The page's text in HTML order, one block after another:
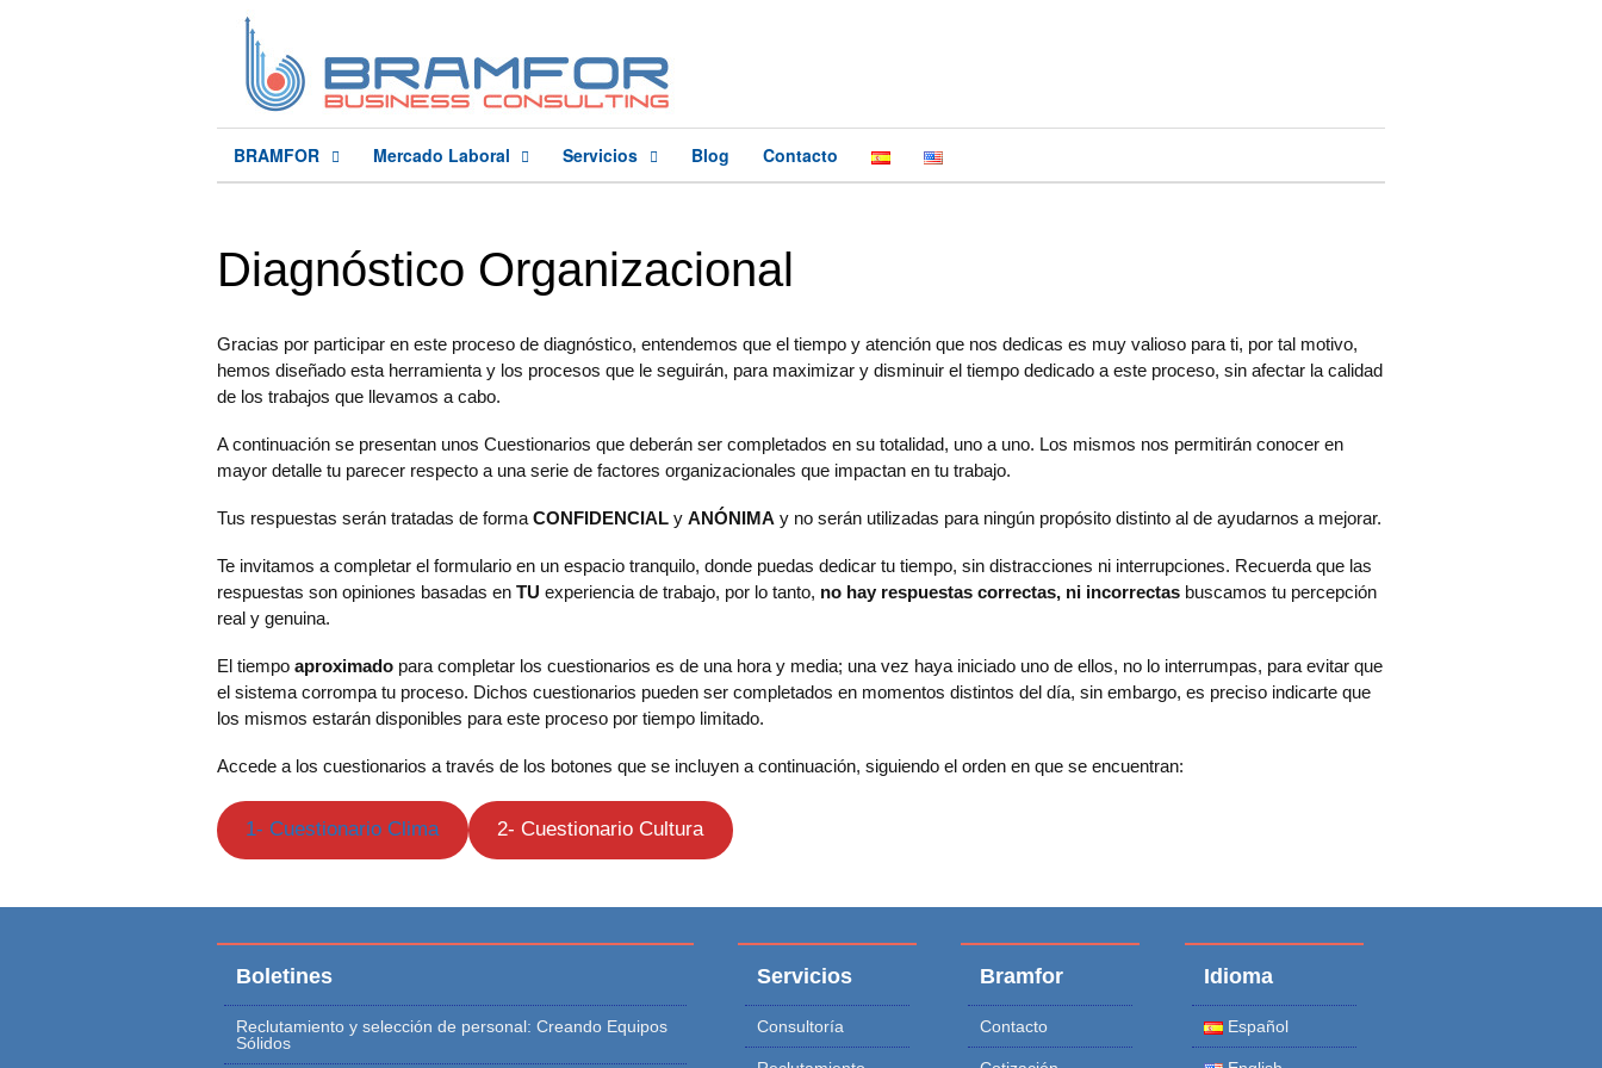
BRAMFOR Mercado Laboral Servicios Blog Contacto
Diagnóstico Organizacional
Gracias por participar en este proceso de diagnóstico, entendemos que el tiempo y atención que nos dedicas es muy valioso para ti, por tal motivo,
hemos diseñado esta herramienta y los procesos que le seguirán, para maximizar y disminuir el tiempo dedicado a este proceso, sin afectar la calidad
de los trabajos que llevamos a cabo.
A continuación se presentan unos Cuestionarios que deberán ser completados en su totalidad, uno a uno. Los mismos nos permitirán conocer en
mayor detalle tu parecer respecto a una serie de factores organizacionales que impactan en tu trabajo.
Tus respuestas serán tratadas de forma CONFIDENCIAL y ANÓNIMA y no serán utilizadas para ningún propósito distinto al de ayudarnos a mejorar.
Te invitamos a completar el formulario en un espacio tranquilo, donde puedas dedicar tu tiempo, sin distracciones ni interrupciones. Recuerda que las
respuestas son opiniones basadas en TU experiencia de trabajo, por lo tanto, no hay respuestas correctas, ni incorrectas buscamos tu percepción
real y genuina.
El tiempo aproximado para completar los cuestionarios es de una hora y media; una vez haya iniciado uno de ellos, no lo interrumpas, para evitar que
el sistema corrompa tu proceso. Dichos cuestionarios pueden ser completados en momentos distintos del día, sin embargo, es preciso indicarte que
los mismos estarán disponibles para este proceso por tiempo limitado.
Accede a los cuestionarios a través de los botones que se incluyen a continuación, siguiendo el orden en que se encuentran:
1- Cuestionario Clima 2- Cuestionario Cultura
Boletines
Reclutamiento y selección de personal: Creando Equipos
Sólidos
Servicios
Consultoría
Bramfor
Contacto
Idioma
Español